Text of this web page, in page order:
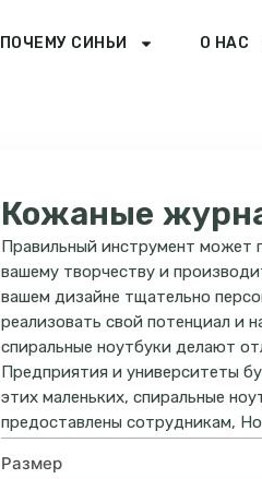
ПОЧЕМУ СИНЬИ О НАС
Кожаные
Правильный инструмент может
вашему творчеству и
вашем дизайне тщательно
реализовать свой потенциал и
спиральные ноутбуки делают
Предприятия и университеты
этих маленьких, спиральные
предоставлены сотрудникам,
Размер